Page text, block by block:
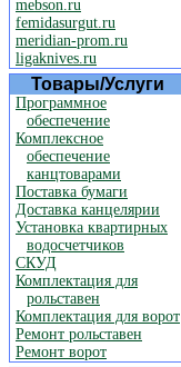
mebson.ru
femidasurgut.ru
meridian-prom.ru
ligaknives.ru
Товары/Услуги
Программное
обеспечение
Комплексное
обеспечение
канцтоварами
Поставка бумаги
Доставка канцелярии
Установка квартирных
водосчетчиков
СКУД
Комплектация для
рольставен
Комплектация для ворот
Ремонт рольставен
Ремонт ворот